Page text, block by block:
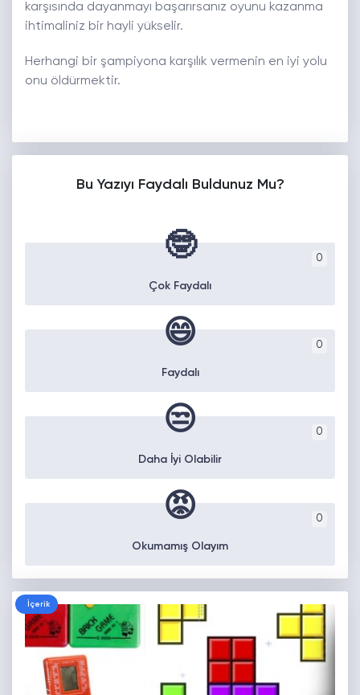
karşısında dayanmayı başarırsanız oyunu kazanma
ihtimaliniz bir hayli yükselir.
Herhangi bir şampiyona karşılık vermenin en iyi yolu
onu öldürmektir.
Bu Yazıyı Faydalı Buldunuz Mu?
0
🤓
Çok Faydalı
0
😄
Faydalı
0
😒
Daha İyi Olabilir
0
😡
Okumamış Olayım
İçerik